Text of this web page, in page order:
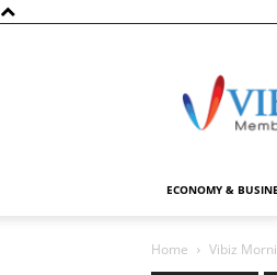
ECONOMY &
Home Vibiz